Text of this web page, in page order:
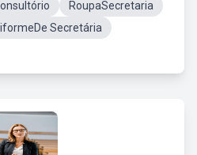
RoupaSecretaria
Secretária